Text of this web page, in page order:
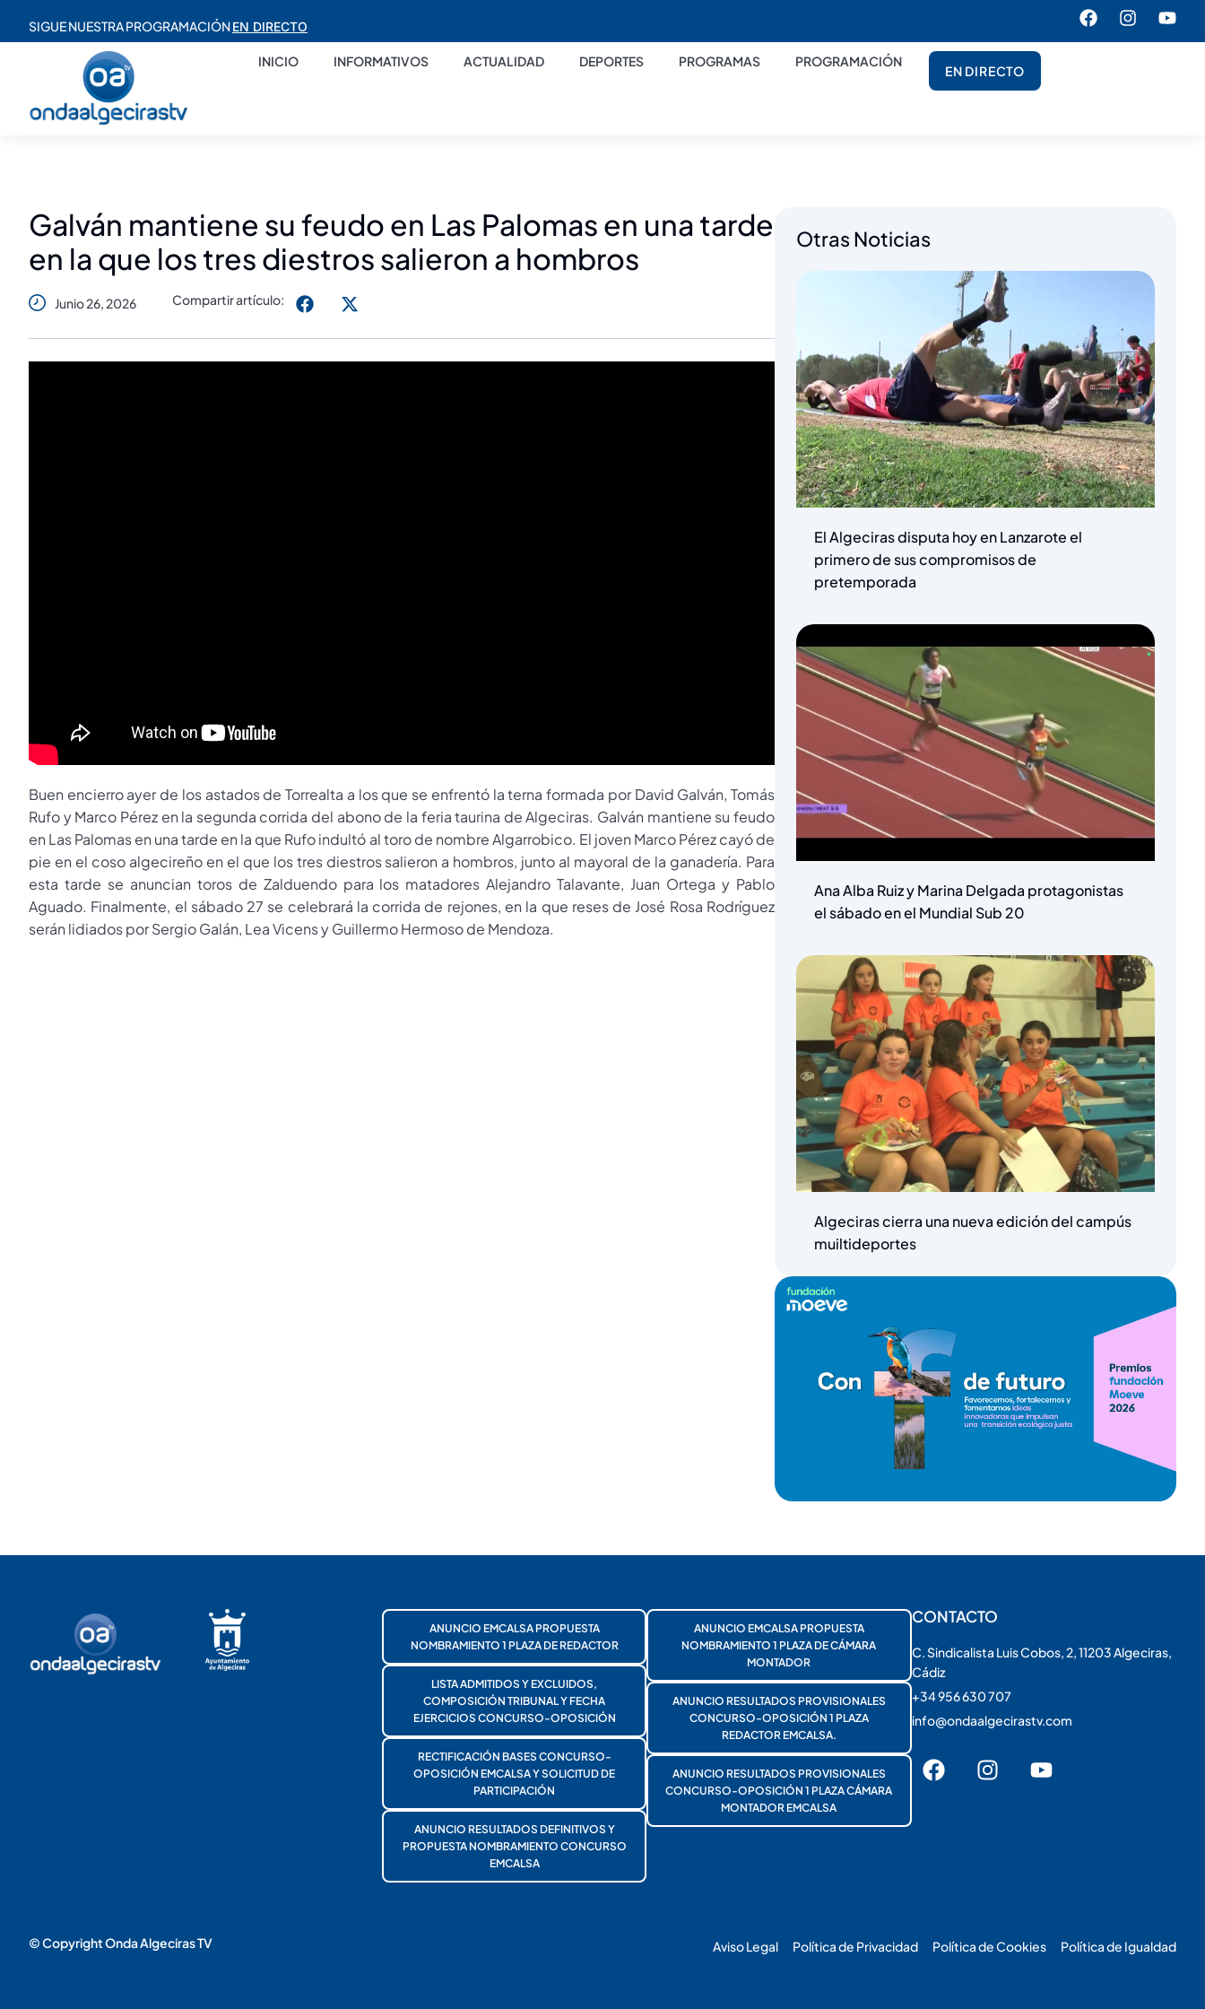
SIGUE NUESTRA PROGRAMACIÓNEN DIRECTO
INICIO INFORMATIVOS ACTUALIDAD DEPORTES PROGRAMAS PROGRAMACIÓN
EN DIRECTO
Galván mantiene su feudo en Las Palomas en una tarde
en la que los tres diestros salieron a hombros
Junio 26, 2026 Compartir artículo:
Buen encierro ayer de los astados de Torrealta a los que se enfrentó la terna formada por David Galván, Tomás
Rufo y Marco Pérez en la segunda corrida del abono de la feria taurina de Algeciras. Galván mantiene su feudo
en Las Palomas en una tarde en la que Rufo indultó al toro de nombre Algarrobico. El joven Marco Pérez cayó de
pie en el coso algecireño en el que los tres diestros salieron a hombros, junto al mayoral de la ganadería. Para
esta tarde se anuncian toros de Zalduendo para los matadores Alejandro Talavante, Juan Ortega y Pablo
Aguado. Finalmente, el sábado 27 se celebrará la corrida de rejones, en la que reses de José Rosa Rodríguez
serán lidiados por Sergio Galán, Lea Vicens y Guillermo Hermoso de Mendoza.
Otras Noticias
El Algeciras disputa hoy en Lanzarote el
primero de sus compromisos de
pretemporada
Ana Alba Ruiz y Marina Delgada protagonistas
el sábado en el Mundial Sub 20
Algeciras cierra una nueva edición del campús
muiltideportes
ANUNCIO EMCALSA PROPUESTA
NOMBRAMIENTO 1 PLAZA DE REDACTOR
LISTA ADMITIDOS Y EXCLUIDOS,
COMPOSICIÓN TRIBUNAL Y FECHA
EJERCICIOS CONCURSO-OPOSICIÓN
RECTIFICACIÓN BASES CONCURSO-
OPOSICIÓN EMCALSA Y SOLICITUD DE
PARTICIPACIÓN
ANUNCIO RESULTADOS DEFINITIVOS Y
PROPUESTA NOMBRAMIENTO CONCURSO
EMCALSA
ANUNCIO EMCALSA PROPUESTA
NOMBRAMIENTO 1 PLAZA DE CÁMARA
MONTADOR
ANUNCIO RESULTADOS PROVISIONALES
CONCURSO-OPOSICIÓN 1 PLAZA
REDACTOR EMCALSA.
ANUNCIO RESULTADOS PROVISIONALES
CONCURSO-OPOSICIÓN 1 PLAZA CÁMARA
MONTADOR EMCALSA
CONTACTO
C. Sindicalista Luis Cobos, 2, 11203 Algeciras,
Cádiz
+34 956 630 707
info@ondaalgecirastv.com
© Copyright Onda Algeciras TV Aviso Legal Política de Privacidad Política de Cookies Política de Igualdad